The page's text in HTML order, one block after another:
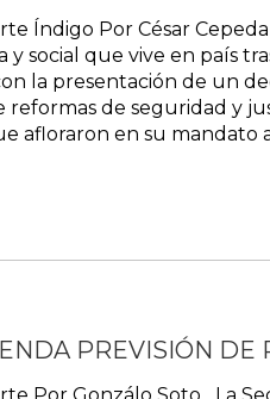
Índigo Por César
y social que vive en país
la presentación de un
reformas de seguridad y
afloraron en su mandato
PREVISIÓN DE